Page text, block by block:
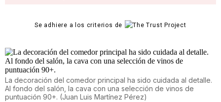
Se adhiere a los criterios de
La decoración del comedor principal ha sido cuidada al detalle.
Al fondo del salón, la cava con una selección de vinos de
puntuación 90+. (Juan Luis Martínez Pérez)